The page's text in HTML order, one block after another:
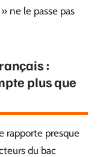
ne le passe pas
:
plus que
rapporte presque
du bac